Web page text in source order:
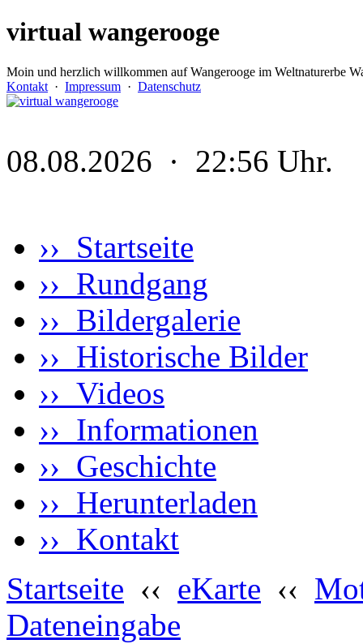
virtual wangerooge
Moin und herzlich willkommen auf Wangerooge im Weltnaturerbe
Kontakt · Impressum · Datenschutz
08.08.2026 · 22:56 Uhr.
›› Startseite
›› Rundgang
›› Bildergalerie
›› Historische Bilder
›› Videos
›› Informationen
›› Geschichte
›› Herunterladen
›› Kontakt
Startseite ‹‹ eKarte ‹‹
Dateneingabe